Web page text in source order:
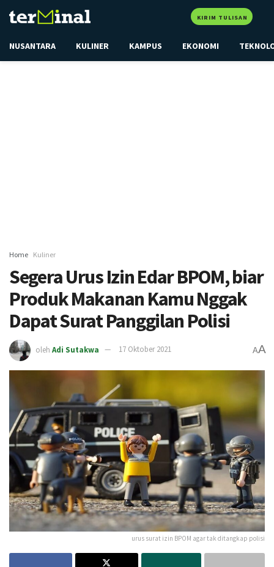
KIRIM TULISAN
NUSANTARA KULINER KAMPUS EKONOMI
Home Kuliner
Segera Urus Izin Edar BPOM, biar
Produk Makanan Kamu Nggak
Dapat Surat Panggilan Polisi
oleh Adi Sutakwa 17 Oktober 2021 AA
urus surat izin BPOM agar tak ditangkap polisi